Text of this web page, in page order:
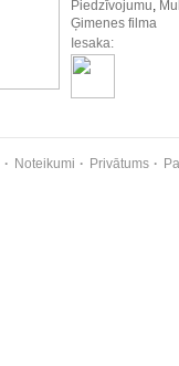
Piedzīvojumu,
Ģimenes filma
Iesaka:
Noteikumi Privātums